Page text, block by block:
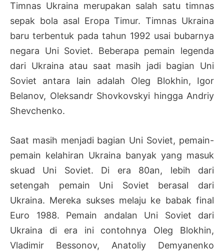
Timnas Ukraina merupakan salah satu timnas
sepak bola asal Eropa Timur. Timnas Ukraina
baru terbentuk pada tahun 1992 usai bubarnya
negara Uni Soviet. Beberapa pemain legenda
dari Ukraina atau saat masih jadi bagian Uni
Soviet antara lain adalah Oleg Blokhin, Igor
Belanov, Oleksandr Shovkovskyi hingga Andriy
Shevchenko.
Saat masih menjadi bagian Uni Soviet, pemain-
pemain kelahiran Ukraina banyak yang masuk
skuad Uni Soviet. Di era 80an, lebih dari
setengah pemain Uni Soviet berasal dari
Ukraina. Mereka sukses melaju ke babak final
Euro 1988. Pemain andalan Uni Soviet dari
Ukraina di era ini contohnya Oleg Blokhin,
Vladimir Bessonov, Anatoliy Demyanenko